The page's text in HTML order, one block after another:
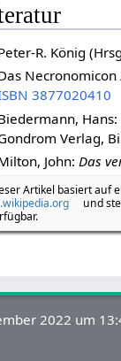
R. König
3877020410
Hans:
Verlag,
John: Das
Artikel basiert auf
und
2022 um